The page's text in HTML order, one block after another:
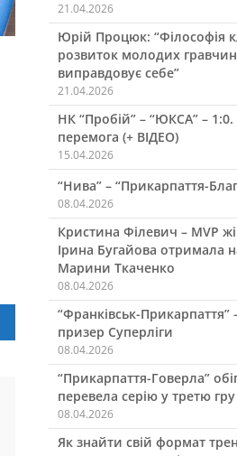
21.04.2026
Юрій Процюк: “Філософія
розвиток молодих
виправдовує себе”
21.04.2026
НК “Пробій” – “ЮКСА” –
перемога (+ ВІДЕО)
15.04.2026
“Нива” – “Прикарпаття-
08.04.2026
Кристина Філевич – MVP
Ірина Бугайова отримала
Марини Ткаченко
08.04.2026
“Франківськ-Прикарпаття”
призер Суперліги
08.04.2026
“Прикарпаття-Говерла”
перевела серію у третю гру
08.04.2026
Як знайти свій формат